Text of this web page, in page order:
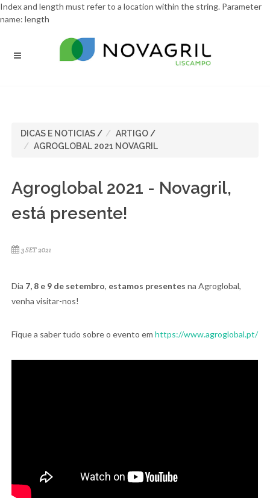
Index and length must refer to a location within the string. Parameter
name: length
DICAS E NOTICIAS / ARTIGO /
AGROGLOBAL 2021 NOVAGRIL
Agroglobal 2021 - Novagril,
está presente!
3 SET 2021
Dia 7, 8 e 9 de setembro, estamos presentes na Agroglobal,
venha visitar-nos!
Fique a saber tudo sobre o evento emhttps://www.agroglobal.pt/